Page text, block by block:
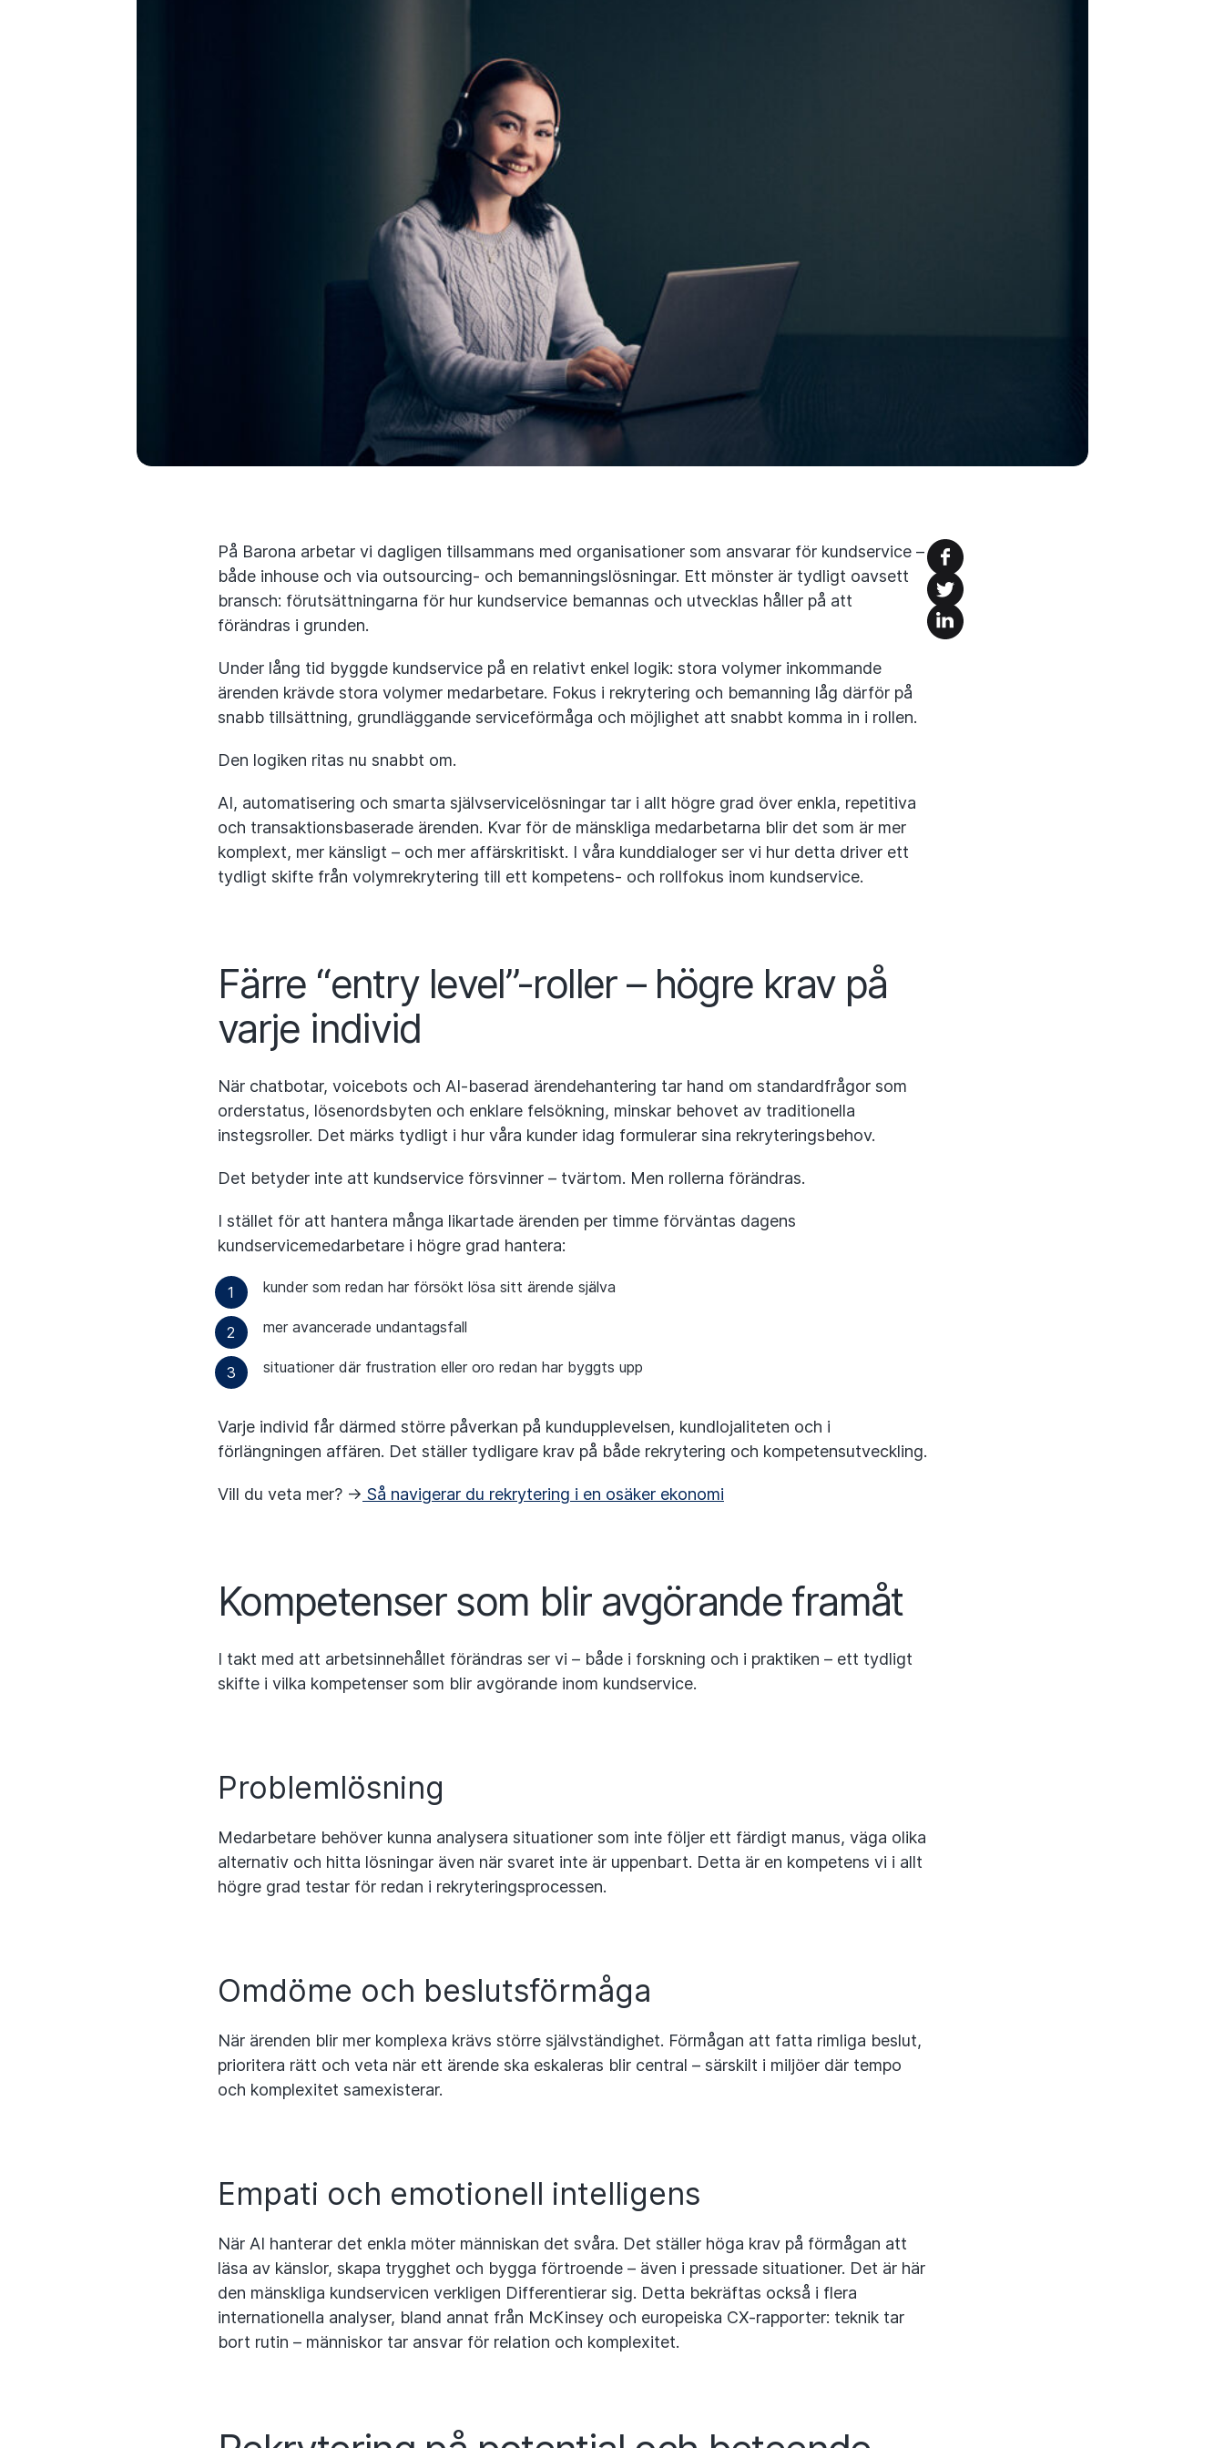
På Barona arbetar vi dagligen tillsammans med organisationer som ansvarar för kundservice –
både inhouse och via outsourcing- och bemanningslösningar. Ett mönster är tydligt oavsett
bransch: förutsättningarna för hur kundservice bemannas och utvecklas håller på att
förändras i grunden.
Under lång tid byggde kundservice på en relativt enkel logik: stora volymer inkommande
ärenden krävde stora volymer medarbetare. Fokus i rekrytering och bemanning låg därför på
snabb tillsättning, grundläggande serviceförmåga och möjlighet att snabbt komma in i rollen.
Den logiken ritas nu snabbt om.
AI, automatisering och smarta självservicelösningar tar i allt högre grad över enkla, repetitiva
och transaktionsbaserade ärenden. Kvar för de mänskliga medarbetarna blir det som är mer
komplext, mer känsligt – och mer affärskritiskt. I våra kunddialoger ser vi hur detta driver ett
tydligt skifte från volymrekrytering till ett kompetens- och rollfokus inom kundservice.
Färre “entry level”-roller – högre krav på
varje individ
När chatbotar, voicebots och AI-baserad ärendehantering tar hand om standardfrågor som
orderstatus, lösenordsbyten och enklare felsökning, minskar behovet av traditionella
instegsroller. Det märks tydligt i hur våra kunder idag formulerar sina rekryteringsbehov.
Det betyder inte att kundservice försvinner – tvärtom. Men rollerna förändras.
I stället för att hantera många likartade ärenden per timme förväntas dagens
kundservicemedarbetare i högre grad hantera:
kunder som redan har försökt lösa sitt ärende själva
mer avancerade undantagsfall
situationer där frustration eller oro redan har byggts upp
Varje individ får därmed större påverkan på kundupplevelsen, kundlojaliteten och i
förlängningen affären. Det ställer tydligare krav på både rekrytering och kompetensutveckling.
Vill du veta mer? -> Så navigerar du rekrytering i en osäker ekonomi
Kompetenser som blir avgörande framåt
I takt med att arbetsinnehållet förändras ser vi – både i forskning och i praktiken – ett tydligt
skifte i vilka kompetenser som blir avgörande inom kundservice.
Problemlösning
Medarbetare behöver kunna analysera situationer som inte följer ett färdigt manus, väga olika
alternativ och hitta lösningar även när svaret inte är uppenbart. Detta är en kompetens vi i allt
högre grad testar för redan i rekryteringsprocessen.
Omdöme och beslutsförmåga
När ärenden blir mer komplexa krävs större självständighet. Förmågan att fatta rimliga beslut,
prioritera rätt och veta när ett ärende ska eskaleras blir central – särskilt i miljöer där tempo
och komplexitet samexisterar.
Empati och emotionell intelligens
När AI hanterar det enkla möter människan det svåra. Det ställer höga krav på förmågan att
läsa av känslor, skapa trygghet och bygga förtroende – även i pressade situationer. Det är här
den mänskliga kundservicen verkligen Differentierar sig. Detta bekräftas också i flera
internationella analyser, bland annat från McKinsey och europeiska CX-rapporter: teknik tar
bort rutin – människor tar ansvar för relation och komplexitet.